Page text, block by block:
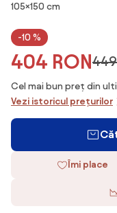
Dimensiuni
105×150 cm
-10 %
404 RON449
Cel mai bun preț din
Vezi istoricul prețurilor
Îmi place